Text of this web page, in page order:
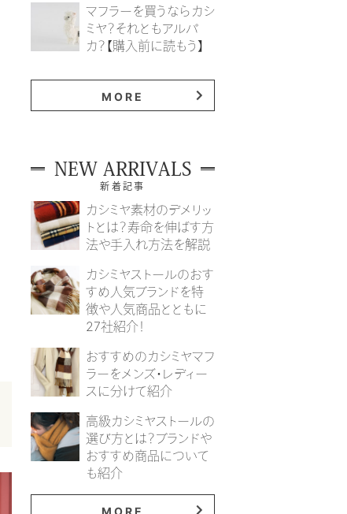
マフラーを買うならカシ
ミヤ？それともアルパ
カ？【購入前に読もう】
MORE
NEW ARRIVALS
新着記事
カシミヤ素材のデメリッ
トとは？寿命を伸ばす方
法や手入れ方法を解説
カシミヤストールのおす
すめ人気ブランドを特
徴や人気商品とともに
27社紹介！
おすすめのカシミヤマフ
ラーをメンズ・レディー
スに分けて紹介
高級カシミヤストールの
選び方とは？ブランドや
おすすめ商品について
も紹介
MORE